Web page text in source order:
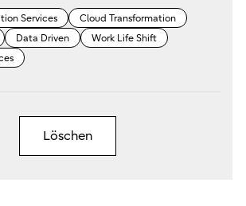
Services
Cloud Transformation
Data Driven
Work Life Shift
Löschen